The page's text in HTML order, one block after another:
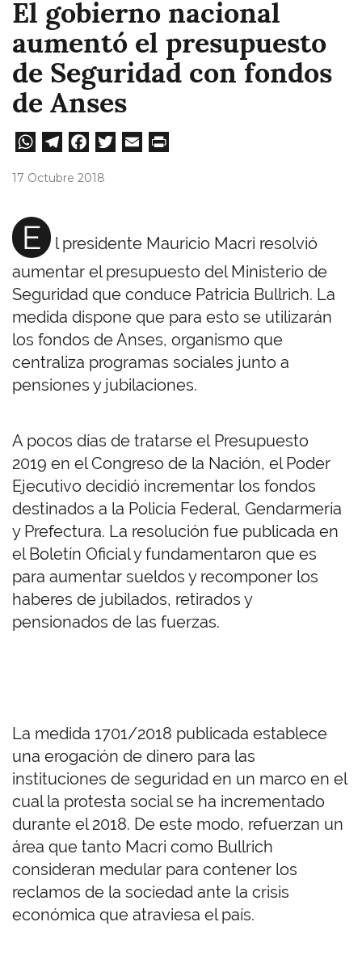
El gobierno nacional
aumentó el presupuesto
de Seguridad con fondos
de Anses
W
A
pp
Te
m
Fa
17 Octubre 2018
E
l presidente Mauricio Macri resolvió
aumentar el presupuesto del Ministerio de
Seguridad que conduce Patricia Bullrich. La
medida dispone que para esto se utilizarán
los fondos de Anses, organismo que
centraliza programas sociales junto a
pensiones y jubilaciones.
A pocos días de tratarse el Presupuesto
2019 en el Congreso de la Nación, el Poder
Ejecutivo decidió incrementar los fondos
destinados a la Policía Federal, Gendarmería
y Prefectura. La resolución fue publicada en
el Boletín Oficial y fundamentaron que es
para aumentar sueldos y recomponer los
haberes de jubilados, retirados y
pensionados de las fuerzas.
La medida 1701/2018 publicada establece
una erogación de dinero para las
instituciones de seguridad en un marco en el
cual la protesta social se ha incrementado
durante el 2018. De este modo, refuerzan un
área que tanto Macri como Bullrich
consideran medular para contener los
reclamos de la sociedad ante la crisis
económica que atraviesa el país.